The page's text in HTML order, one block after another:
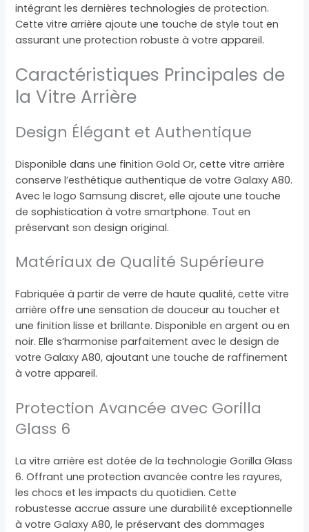
intégrant les dernières technologies de protection.
Cette vitre arrière ajoute une touche de style tout en
assurant une protection robuste à votre appareil.
Caractéristiques Principales de
la Vitre Arrière
Design Élégant et Authentique
Disponible dans une finition Gold Or, cette vitre arrière
conserve l’esthétique authentique de votre Galaxy A80.
Avec le logo Samsung discret, elle ajoute une touche
de sophistication à votre smartphone. Tout en
préservant son design original.
Matériaux de Qualité Supérieure
Fabriquée à partir de verre de haute qualité, cette vitre
arrière offre une sensation de douceur au toucher et
une finition lisse et brillante. Disponible en argent ou en
noir. Elle s’harmonise parfaitement avec le design de
votre Galaxy A80, ajoutant une touche de raffinement
à votre appareil.
Protection Avancée avec Gorilla
Glass 6
La vitre arrière est dotée de la technologie Gorilla Glass
6. Offrant une protection avancée contre les rayures,
les chocs et les impacts du quotidien. Cette
robustesse accrue assure une durabilité exceptionnelle
à votre Galaxy A80, le préservant des dommages